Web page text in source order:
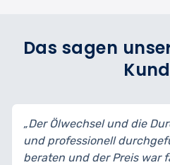
Das sagen
wurden schnell
Ich wurde gut
Sehr zufrieden!“
bin